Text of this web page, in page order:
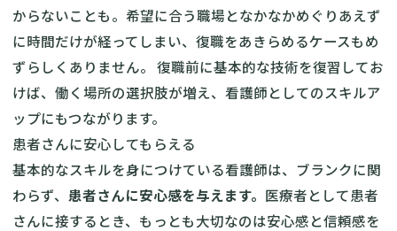
からないことも。希望に合う職場となかなかめぐりあえず
に時間だけが経ってしまい、復職をあきらめるケースもめ
ずらしくありません。 復職前に基本的な技術を復習してお
けば、働く場所の選択肢が増え、看護師としてのスキルア
ップにもつながります。
患者さんに安心してもらえる
基本的なスキルを身につけている看護師は、ブランクに関
わらず、 患者さんに安心感を与えます。 医療者として患者
さんに接するとき、もっとも大切なのは安心感と信頼感を